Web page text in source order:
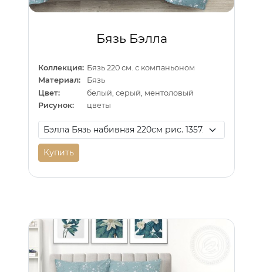
Бязь Бэлла
Коллекция: Бязь 220 см. с компаньоном
Материал:
Бязь
Цвет:
белый, серый, ментоловый
Рисунок:
цветы
Купить